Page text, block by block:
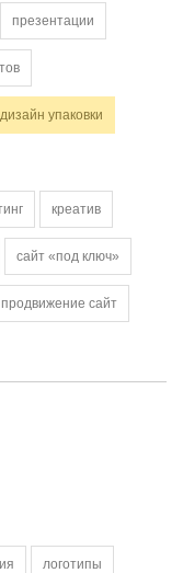
презентации
дизайн упаковки
креатив
сайт «под ключ»
продвижение сайт
логотипы